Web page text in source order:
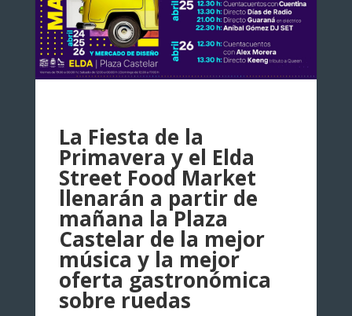
La Fiesta de la
Primavera y el Elda
Street Food Market
llenarán a partir de
mañana la Plaza
Castelar de la mejor
música y la mejor
oferta gastronómica
sobre ruedas